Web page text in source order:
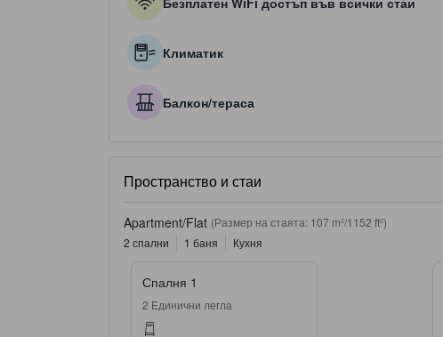
Климатик
Балкон/тераса
Пространство и стаи
Apartment/Flat (Размер на стаята: 107 m²/1152 ft²)
2 спални
1 баня Кухня
Спалня 1
2 Единични легла